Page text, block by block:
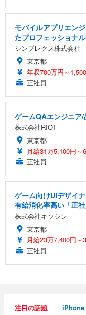
モバイルアプリエン
たプロフェッショナ
シンプレクス株式会社
東京都
年収700万円～
正社員
ゲームQAエンジニア
株式会社RIOT
東京都
月給31万5,100円～
正社員
ゲーム向けUIデザイ
有給消化率高い「正
株式会社キソシン
東京都
月給23万7,400円～
正社員
注目の話題 iPhone